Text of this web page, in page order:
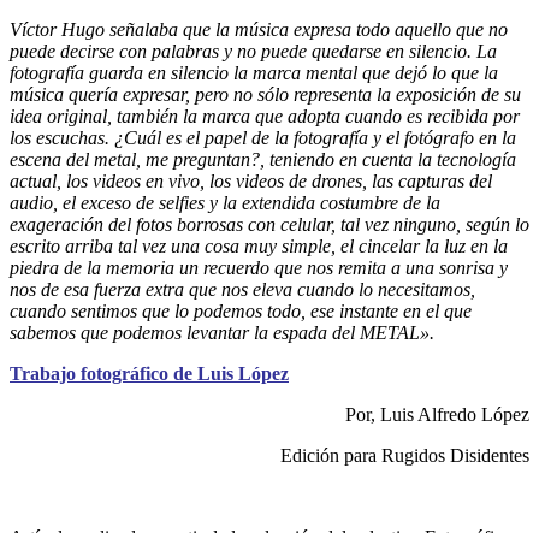
Víctor Hugo señalaba que la música expresa todo aquello que no
puede decirse con palabras y no puede quedarse en silencio. La
fotografía guarda en silencio la marca mental que dejó lo que la
música quería expresar, pero no sólo representa la exposición de su
idea original, también la marca que adopta cuando es recibida por
los escuchas. ¿Cuál es el papel de la fotografía y el fotógrafo en la
escena del metal, me preguntan?, teniendo en cuenta la tecnología
actual, los videos en vivo, los videos de drones, las capturas del
audio, el exceso de selfies y la extendida costumbre de la
exageración del fotos borrosas con celular, tal vez ninguno, según lo
escrito arriba tal vez una cosa muy simple, el cincelar la luz en la
piedra de la memoria un recuerdo que nos remita a una sonrisa y
nos de esa fuerza extra que nos eleva cuando lo necesitamos,
cuando sentimos que lo podemos todo, ese instante en el que
sabemos que podemos levantar la espada del METAL».
Trabajo fotográfico de Luis López
Por, Luis Alfredo López
Edición para Rugidos Disidentes